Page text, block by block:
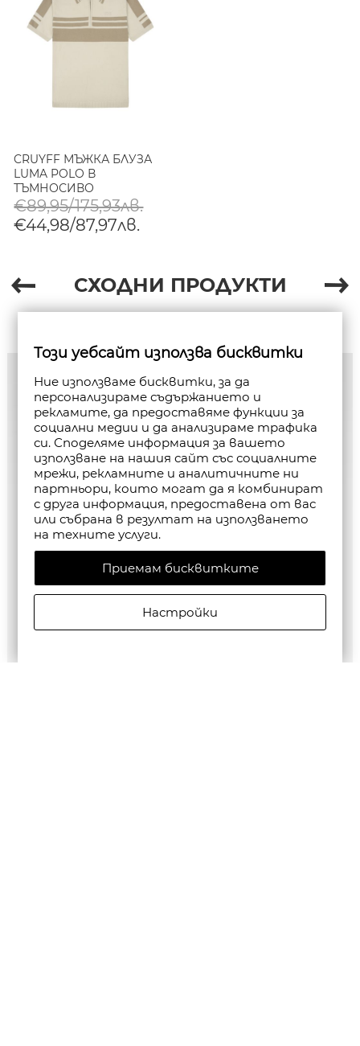
CRUYFF МЪЖКА БЛУЗА
LUMA POLO В
ТЪМНОСИВО
€89,95/175,93лв.
€44,98/87,97лв.
СХОДНИ ПРОДУКТИ
Този уебсайт използва бисквитки
Ние използваме бисквитки, за да
персонализираме съдържанието и
рекламите, да предоставяме функции за
социални медии и да анализираме трафика
си. Споделяме информация за вашето
използване на нашия сайт със социалните
мрежи, рекламните и аналитичните ни
партньори, които могат да я комбинират
с друга информация, предоставена от вас
или събрана в резултат на използването
на техните услуги.
Приемам бисквитките
Настройки